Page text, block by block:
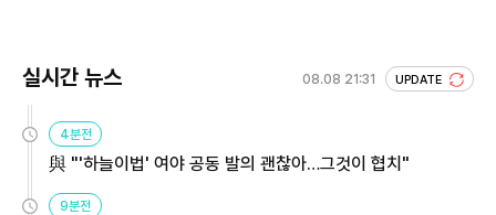
실시간 뉴스 08.08 21:31 UPDATE
4분전
與 "'하늘이법' 여야 공동 발의 괜찮아…그것이 협치"
9분전